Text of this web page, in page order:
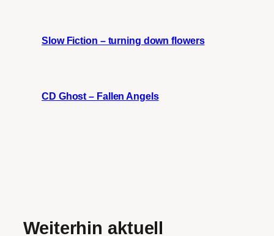
Slow Fiction – turning down flowers
CD Ghost – Fallen Angels
Weiterhin aktuell